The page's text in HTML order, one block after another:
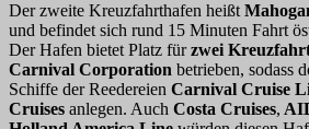
Der zweite Kreuzfahrthafen heißt
und befindet sich rund 15 Minuten Fahrt
Der Hafen bietet Platz fürzwei
Carnival Corporation betrieben, sodass
Schiffe der Reedereien Carnival Cruise
Cruises anlegen. Auch Costa Cruises,